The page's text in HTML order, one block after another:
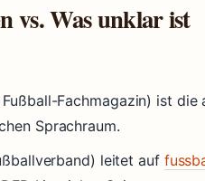
vs. Was unklar ist
Fachmagazin) ist
Sprachraum.
leitet auf